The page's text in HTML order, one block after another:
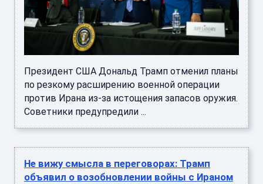
Президент США Дональд Трамп отменил планы
по резкому расширению военной операции
против Ирана из-за истощения запасов оружия.
Советники предупредили ...
Не вижу смысла в переговорах: Трамп
объявил о возобновлении войны с Ираном